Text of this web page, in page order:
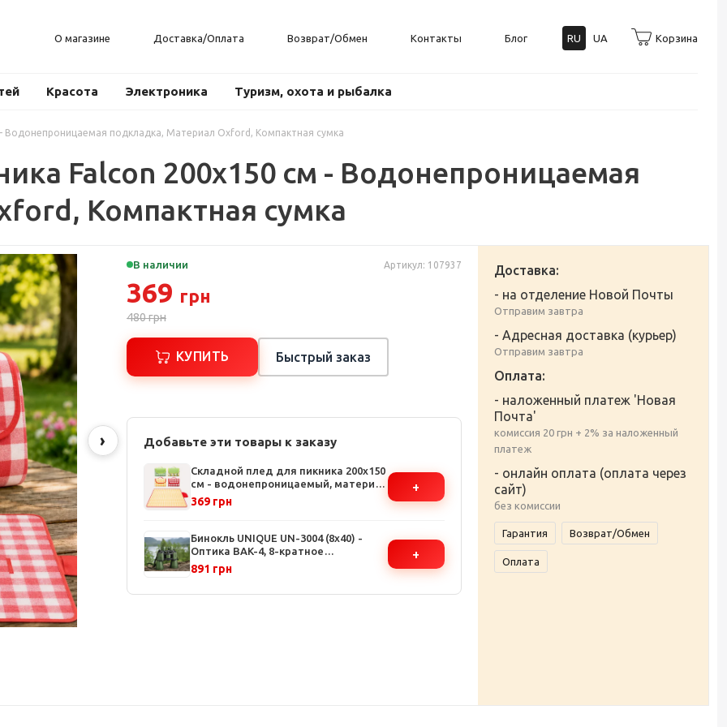
О магазине Доставка/Оплата Возврат/Обмен Контакты Блог RU UA Корзина
Красота Электроника Туризм, охота и рыбалка
Водонепроницаемая подкладка, Материал Oxford, Компактная сумка
Falcon 200x150 см - Водонепроницаемая
Компактная сумка
›
В наличии Артикул: 107937
369 грн
480грн
КУПИТЬ Быстрый заказ
Добавьте эти товары к заказу
Складной плед для пикника 200x150
см - водонепроницаемый, материал
Oxford, компактная сумка с ручкой
369 грн
+
Бинокль UNIQUE UN-3004 (8x40) -
Оптика BAK-4, 8-кратное
увеличение, ударопрочный корпус,
для охоты и туризма
891 грн
+
Доставка:
- на отделение Новой Почты
Отправим завтра
- Адресная доставка (курьер)
Отправим завтра
Оплата:
- наложенный платеж 'Новая
Почта'
комиссия 20 грн + 2% за наложенный
платеж
- онлайн оплата (оплата через
сайт)
без комиссии
Гарантия Возврат/Обмен
Оплата